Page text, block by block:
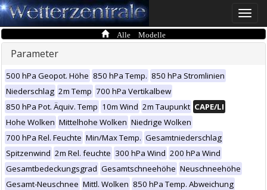
Toggle
Alle Modelle
Parameter
500 hPa Geopot. Höhe 850 hPa Temp. 850 hPa Stromlinien
Niederschlag 2m Temp 700 hPa Vertikalbew
850 hPa Pot. Äquiv. Temp 10m Wind 2m Taupunkt CAPE/LI
Hohe Wolken Mittelhohe Wolken Niedrige Wolken
700 hPa Rel. Feuchte Min/Max Temp. Gesamtniederschlag
Spitzenwind 2m Rel. feuchte 300 hPa Wind 200 hPa Wind
Gesamtbedeckungsgrad Gesamtschneehöhe Neuschneehöhe
Gesamt-Neuschnee Mittl. Wolken 850 hPa Temp. Abweichung